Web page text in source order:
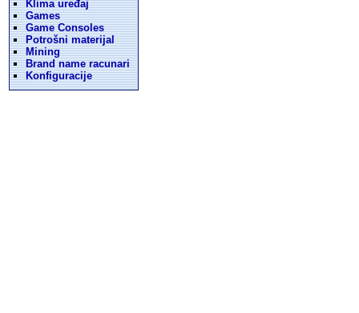
Klima uređaj
Games
Game Consoles
Potrošni materijal
Mining
Brand name racunari
Konfiguracije